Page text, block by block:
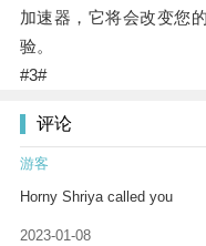
加速器，它将会改变您
验。
#3#
评论
游客
Horny Shriya called you
2023-01-08